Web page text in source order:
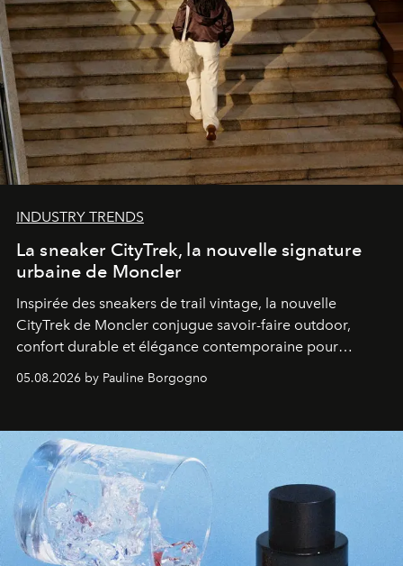
INDUSTRY TRENDS
La sneaker CityTrek, la nouvelle signature
urbaine de Moncler
Inspirée des sneakers de trail vintage, la nouvelle
CityTrek de Moncler conjugue savoir-faire outdoor,
confort durable et élégance contemporaine pour
accompagner les explorations du quotidien.
05.08.2026 by Pauline Borgogno